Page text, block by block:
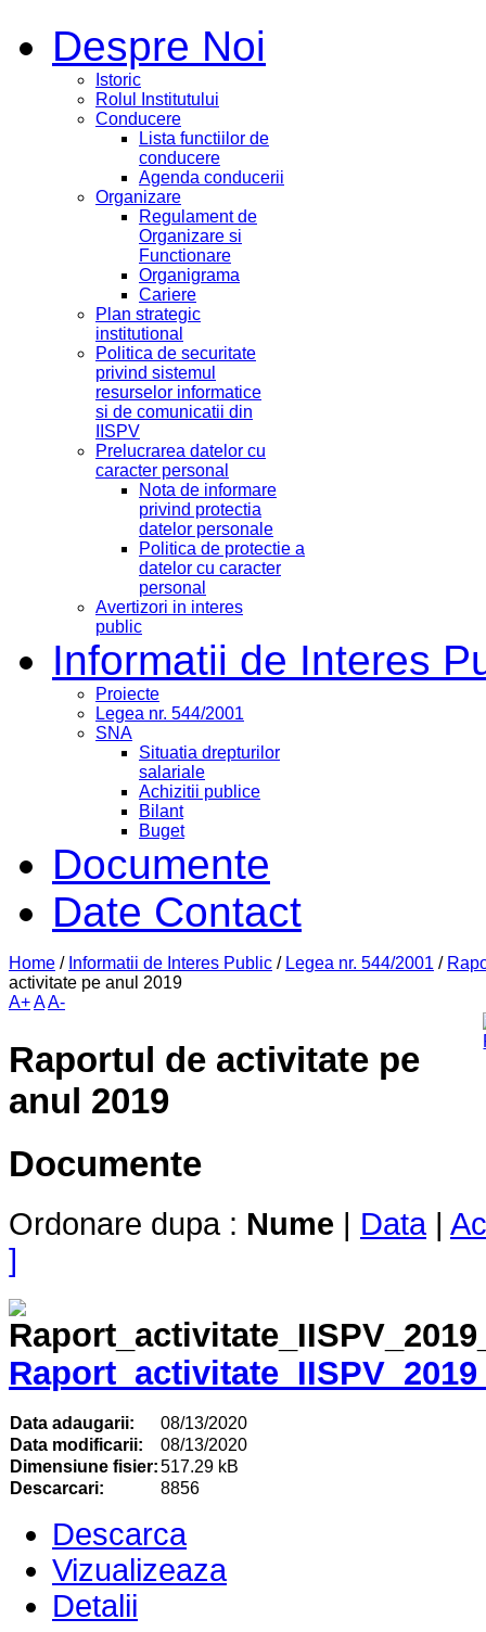
Despre Noi
Istoric
Rolul Institutului
Conducere
Lista functiilor de
conducere
Agenda conducerii
Organizare
Regulament de
Organizare si
Functionare
Organigrama
Cariere
Plan strategic
institutional
Politica de securitate
privind sistemul
resurselor informatice
si de comunicatii din
IISPV
Prelucrarea datelor cu
caracter personal
Nota de informare
privind protectia
datelor personale
Politica de protectie a
datelor cu caracter
personal
Avertizori in interes
public
Informatii de Interes
Proiecte
Legea nr. 544/2001
SNA
Situatia drepturilor
salariale
Achizitii publice
Bilant
Buget
Documente
Date Contact
Home / Informatii de Interes Public / Legea nr. 544/2001 /
activitate pe anul 2019
A+AA-
Raportul de activitate pe
anul 2019
Documente
Ordonare dupa : Nume | Data|
]
Data adaugarii:
08/13/2020
Data modificarii:
08/13/2020
Dimensiune fisier:517.29 kB
Descarcari:
8856
Descarca
Vizualizeaza
Detalii